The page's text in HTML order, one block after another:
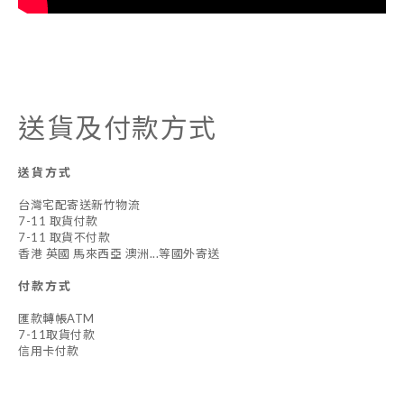
送貨及付款方式
送貨方式
台灣宅配寄送新竹物流
7-11 取貨付款
7-11 取貨不付款
香港 英國 馬來西亞 澳洲...等國外寄送
付款方式
匯款轉帳ATM
7-11取貨付款
信用卡付款